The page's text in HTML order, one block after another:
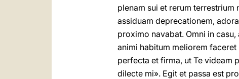
plenam sui et rerum
assiduam deprecationem,
proximo navabat. Omni in
animi habitum meliorem
perfecta et firma, ut Te videam
dilecte mi». Egit et passa est